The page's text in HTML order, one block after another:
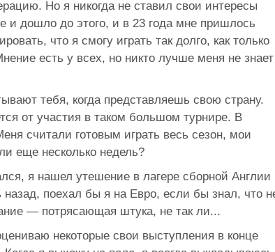
Но я никогда не ставил свои интересы
и дошло до этого, и в 23 года мне пришлось
что я смогу играть так долго, как только
есть у всех, но никто лучше меня не знает
тебя, когда представляешь свою страну.
от участия в таком большом турнире. В
считали готовым играть весь сезон, мои
еще несколько недель?
я нашел утешение в лагере сборной Англии
поехал бы я на Евро, если бы знал, что
— потрясающая штука, не так ли...
некоторые свои выступления в конце